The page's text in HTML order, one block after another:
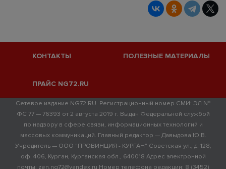
КОНТАКТЫ ПОЛЕЗНЫЕ МАТЕРИАЛЫ
ПРАЙС NG72.RU
Сетевое издание NG72.RU. Регистрационный номер СМИ: ЭЛ №
ФС 77 — 76393 от 2 августа 2019 г. Выдан Федеральной службой
по надзору в сфере связи, информационных технологий и
массовых коммуникаций. Главный редактор — Давыдова Ю.В.
Учредитель — ООО "ПРОВИНЦИЯ - КУРГАН" Советская ул., д. 128,
оф. 406, Курган, Курганская обл., 640018 Адрес электронной
почты: zen.ng72@yandex.ru Номер телефона редакции: 8 (3452)